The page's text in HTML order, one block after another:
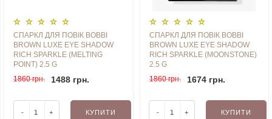
СПАРКЛ ДЛЯ ПОВІК BOBBI
BROWN LUXE EYE SHADOW
RICH SPARKLE (MELTING
POINT) 2.5 G
1860 грн.
1488 грн.
- + КУПИТИ
СПАРКЛ ДЛЯ ПОВІК BOBBI
BROWN LUXE EYE SHADOW
RICH SPARKLE (MOONSTONE)
2.5 G
1860 грн.
1674 грн.
- + КУПИТИ